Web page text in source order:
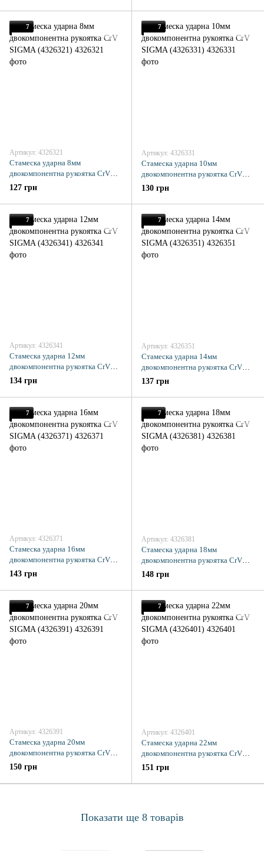
7
Артикул: 4326321
Стамеска ударна 8мм
двокомпонентна рукоятка CrV
SIGMA (4326321)
127 грн
7
Артикул: 4326331
Стамеска ударна 10мм
двокомпонентна рукоятка CrV
SIGMA (4326331)
130 грн
7
Артикул: 4326341
Стамеска ударна 12мм
двокомпонентна рукоятка CrV
SIGMA (4326341)
134 грн
7
Артикул: 4326351
Стамеска ударна 14мм
двокомпонентна рукоятка CrV
SIGMA (4326351)
137 грн
7
Артикул: 4326371
Стамеска ударна 16мм
двокомпонентна рукоятка CrV
SIGMA (4326371)
143 грн
7
Артикул: 4326381
Стамеска ударна 18мм
двокомпонентна рукоятка CrV
SIGMA (4326381)
148 грн
7
Артикул: 4326391
Стамеска ударна 20мм
двокомпонентна рукоятка CrV
SIGMA (4326391)
150 грн
7
Артикул: 4326401
Стамеска ударна 22мм
двокомпонентна рукоятка CrV
SIGMA (4326401)
151 грн
Показати ще 8 товарів